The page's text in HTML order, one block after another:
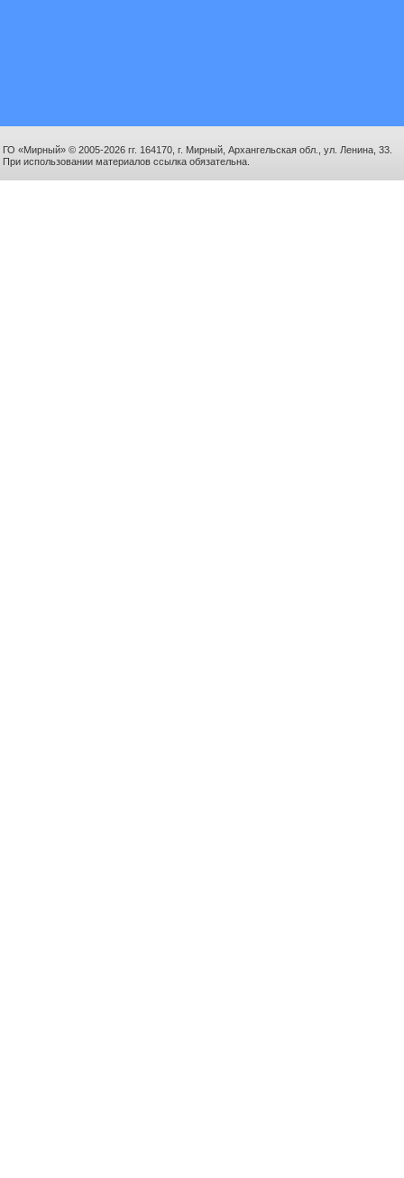
ГО «Мирный» © 2005-2026 гг. 164170, г. Мирный, Архангельская обл., ул. Ленина, 33.
При использовании материалов ссылка обязательна.